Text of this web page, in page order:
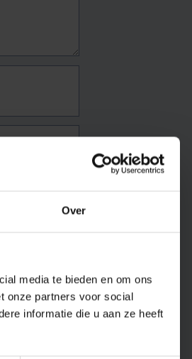
Over
media te bieden en om ons
onze partners voor social
informatie die u aan ze heeft